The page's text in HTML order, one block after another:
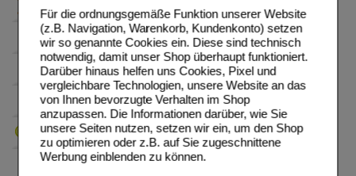
Für die ordnungsgemäße Funktion unserer Website
(z.B. Navigation, Warenkorb, Kundenkonto) setzen
wir so genannte Cookies ein. Diese sind technisch
notwendig, damit unser Shop überhaupt funktioniert.
Darüber hinaus helfen uns Cookies, Pixel und
vergleichbare Technologien, unsere Website an das
von Ihnen bevorzugte Verhalten im Shop
anzupassen. Die Informationen darüber, wie Sie
unsere Seiten nutzen, setzen wir ein, um den Shop
zu optimieren oder z.B. auf Sie zugeschnittene
Werbung einblenden zu können.